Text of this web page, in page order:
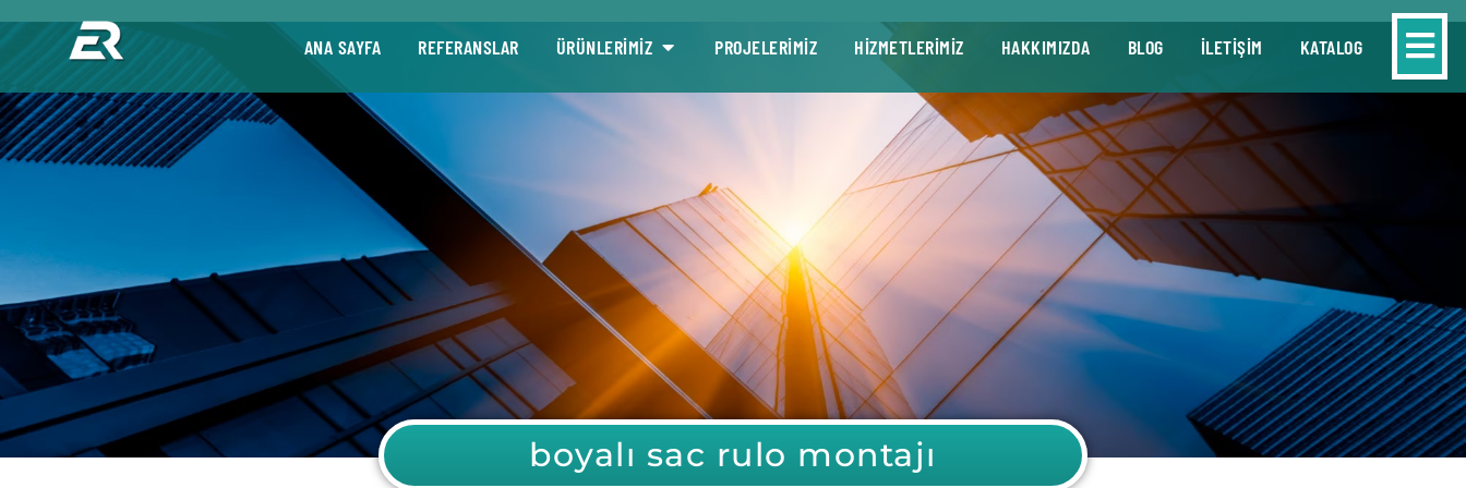
ANA SAYFA REFERANSLAR ÜRÜNLERİMİZ PROJELERİMİZ HİZMETLERİMİZ HAKKIMIZDA BLOG İLETİŞİM KATALOG
boyalı sac rulo montajı